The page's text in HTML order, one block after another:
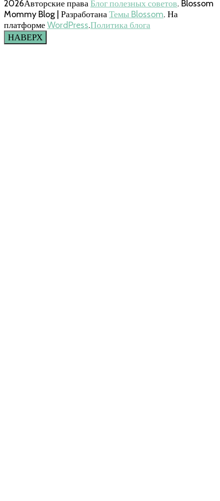
2026Авторские праваБлог полезных советов. Blossom
Mommy Blog | РазработанаТемы Blossom. На
платформеWordPress.Политика блога
НАВЕРХ